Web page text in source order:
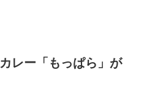
レー「もっぱら」が